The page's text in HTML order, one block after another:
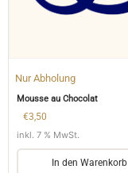
Nur Abholung
Mousse au Chocolat
€3,50
inkl. 7 % MwSt.
In den Warenkorb